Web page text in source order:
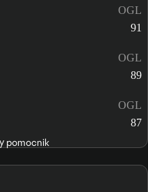
OGL
91
OGL
89
OGL
87
pomocnik